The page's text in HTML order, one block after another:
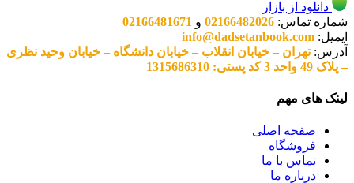
دانلود از بازار
شماره تماس: 02166482026 و 02166481671
ایمیل: info@dadsetanbook.com
آدرس:تهران – خیابان انقلاب – خیابان دانشگاه – خیابان وحید نظری
– پلاک 49 واحد 3 کد پستی: 1315686310
لینک های مهم
صفحه اصلی
فروشگاه
تماس با ما
درباره ما